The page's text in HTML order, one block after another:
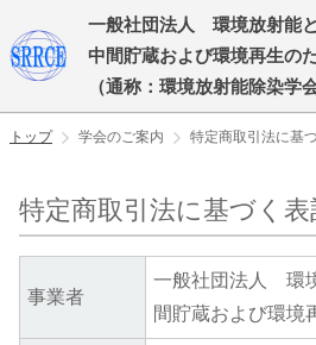
一般社団法人 環境放射能
中間貯蔵および環境再生の
（通称：環境放射能除染学会
トップ 学会のご案内 特定商取引法に基
特定商取引法に基づく表
事業者
一般社団法人 環
間貯蔵および環境